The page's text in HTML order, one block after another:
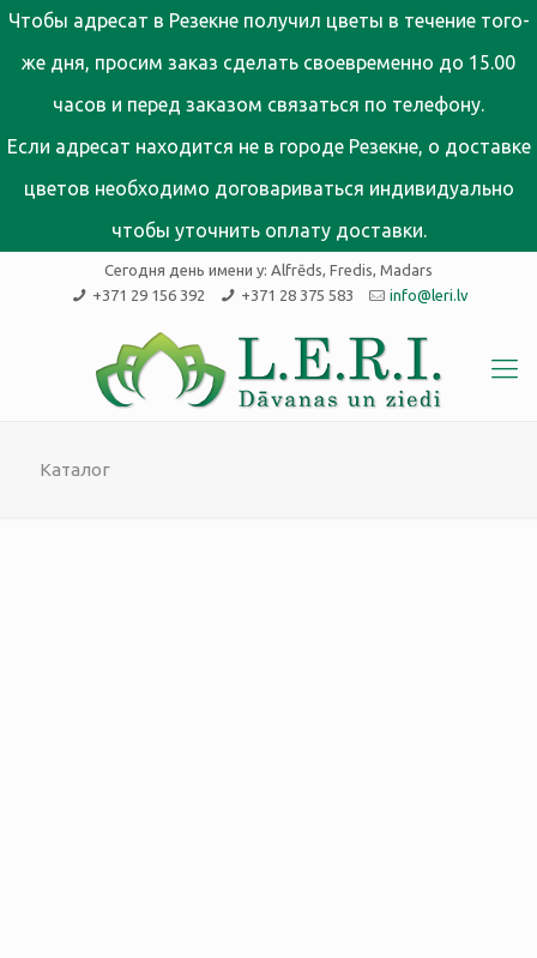
Чтобы адресат в Резекне получил цветы в течение того-
же дня, просим заказ сделать своевременно до 15.00
часов и перед заказом связаться по телефону.
Если адресат находится не в городе Резекне, о доставке
цветов необходимо договариваться индивидуально
чтобы уточнить оплату доставки.
Сегодня день имени у: Alfrēds, Fredis, Madars
+371 29 156 392
+371 28 375 583 info@leri.lv
Каталог